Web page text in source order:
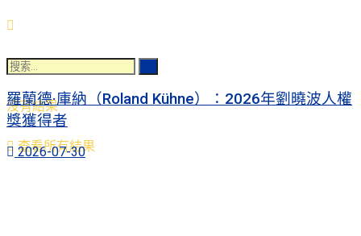
沒有結果
查看所有結果
羅蘭德·庫納（Roland Kühne）：2026年劉曉波人權
獎獲得者
2026-07-30